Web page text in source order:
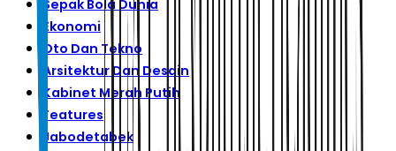
Sepak Bola Dunia
Ekonomi
Oto Dan Tekno
Arsitektur Dan Desain
Kabinet Merah Putih
Features
Jabodetabek